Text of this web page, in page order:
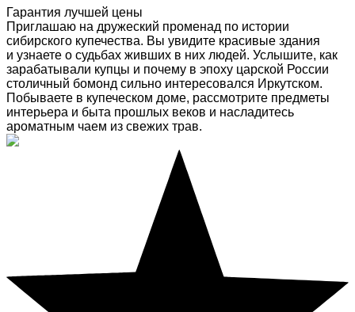
Гарантия лучшей цены
Приглашаю на дружеский променад по истории
сибирского купечества. Вы увидите красивые здания
и узнаете о судьбах живших в них людей. Услышите, как
зарабатывали купцы и почему в эпоху царской России
столичный бомонд сильно интересовался Иркутском.
Побываете в купеческом доме, рассмотрите предметы
интерьера и быта прошлых веков и насладитесь
ароматным чаем из свежих трав.